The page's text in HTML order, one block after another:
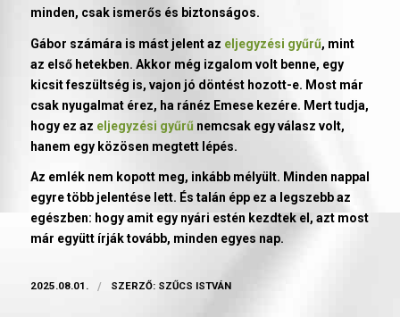
minden, csak ismerős és biztonságos.
Gábor számára is mást jelent az eljegyzési gyűrű, mint
az első hetekben. Akkor még izgalom volt benne, egy
kicsit feszültség is, vajon jó döntést hozott-e. Most már
csak nyugalmat érez, ha ránéz Emese kezére. Mert tudja,
hogy ez az eljegyzési gyűrűnemcsak egy válasz volt,
hanem egy közösen megtett lépés.
Az emlék nem kopott meg, inkább mélyült. Minden nappal
egyre több jelentése lett. És talán épp ez a legszebb az
egészben: hogy amit egy nyári estén kezdtek el, azt most
már együtt írják tovább, minden egyes nap.
2025.08.01. / SZERZŐ: SZŰCS ISTVÁN